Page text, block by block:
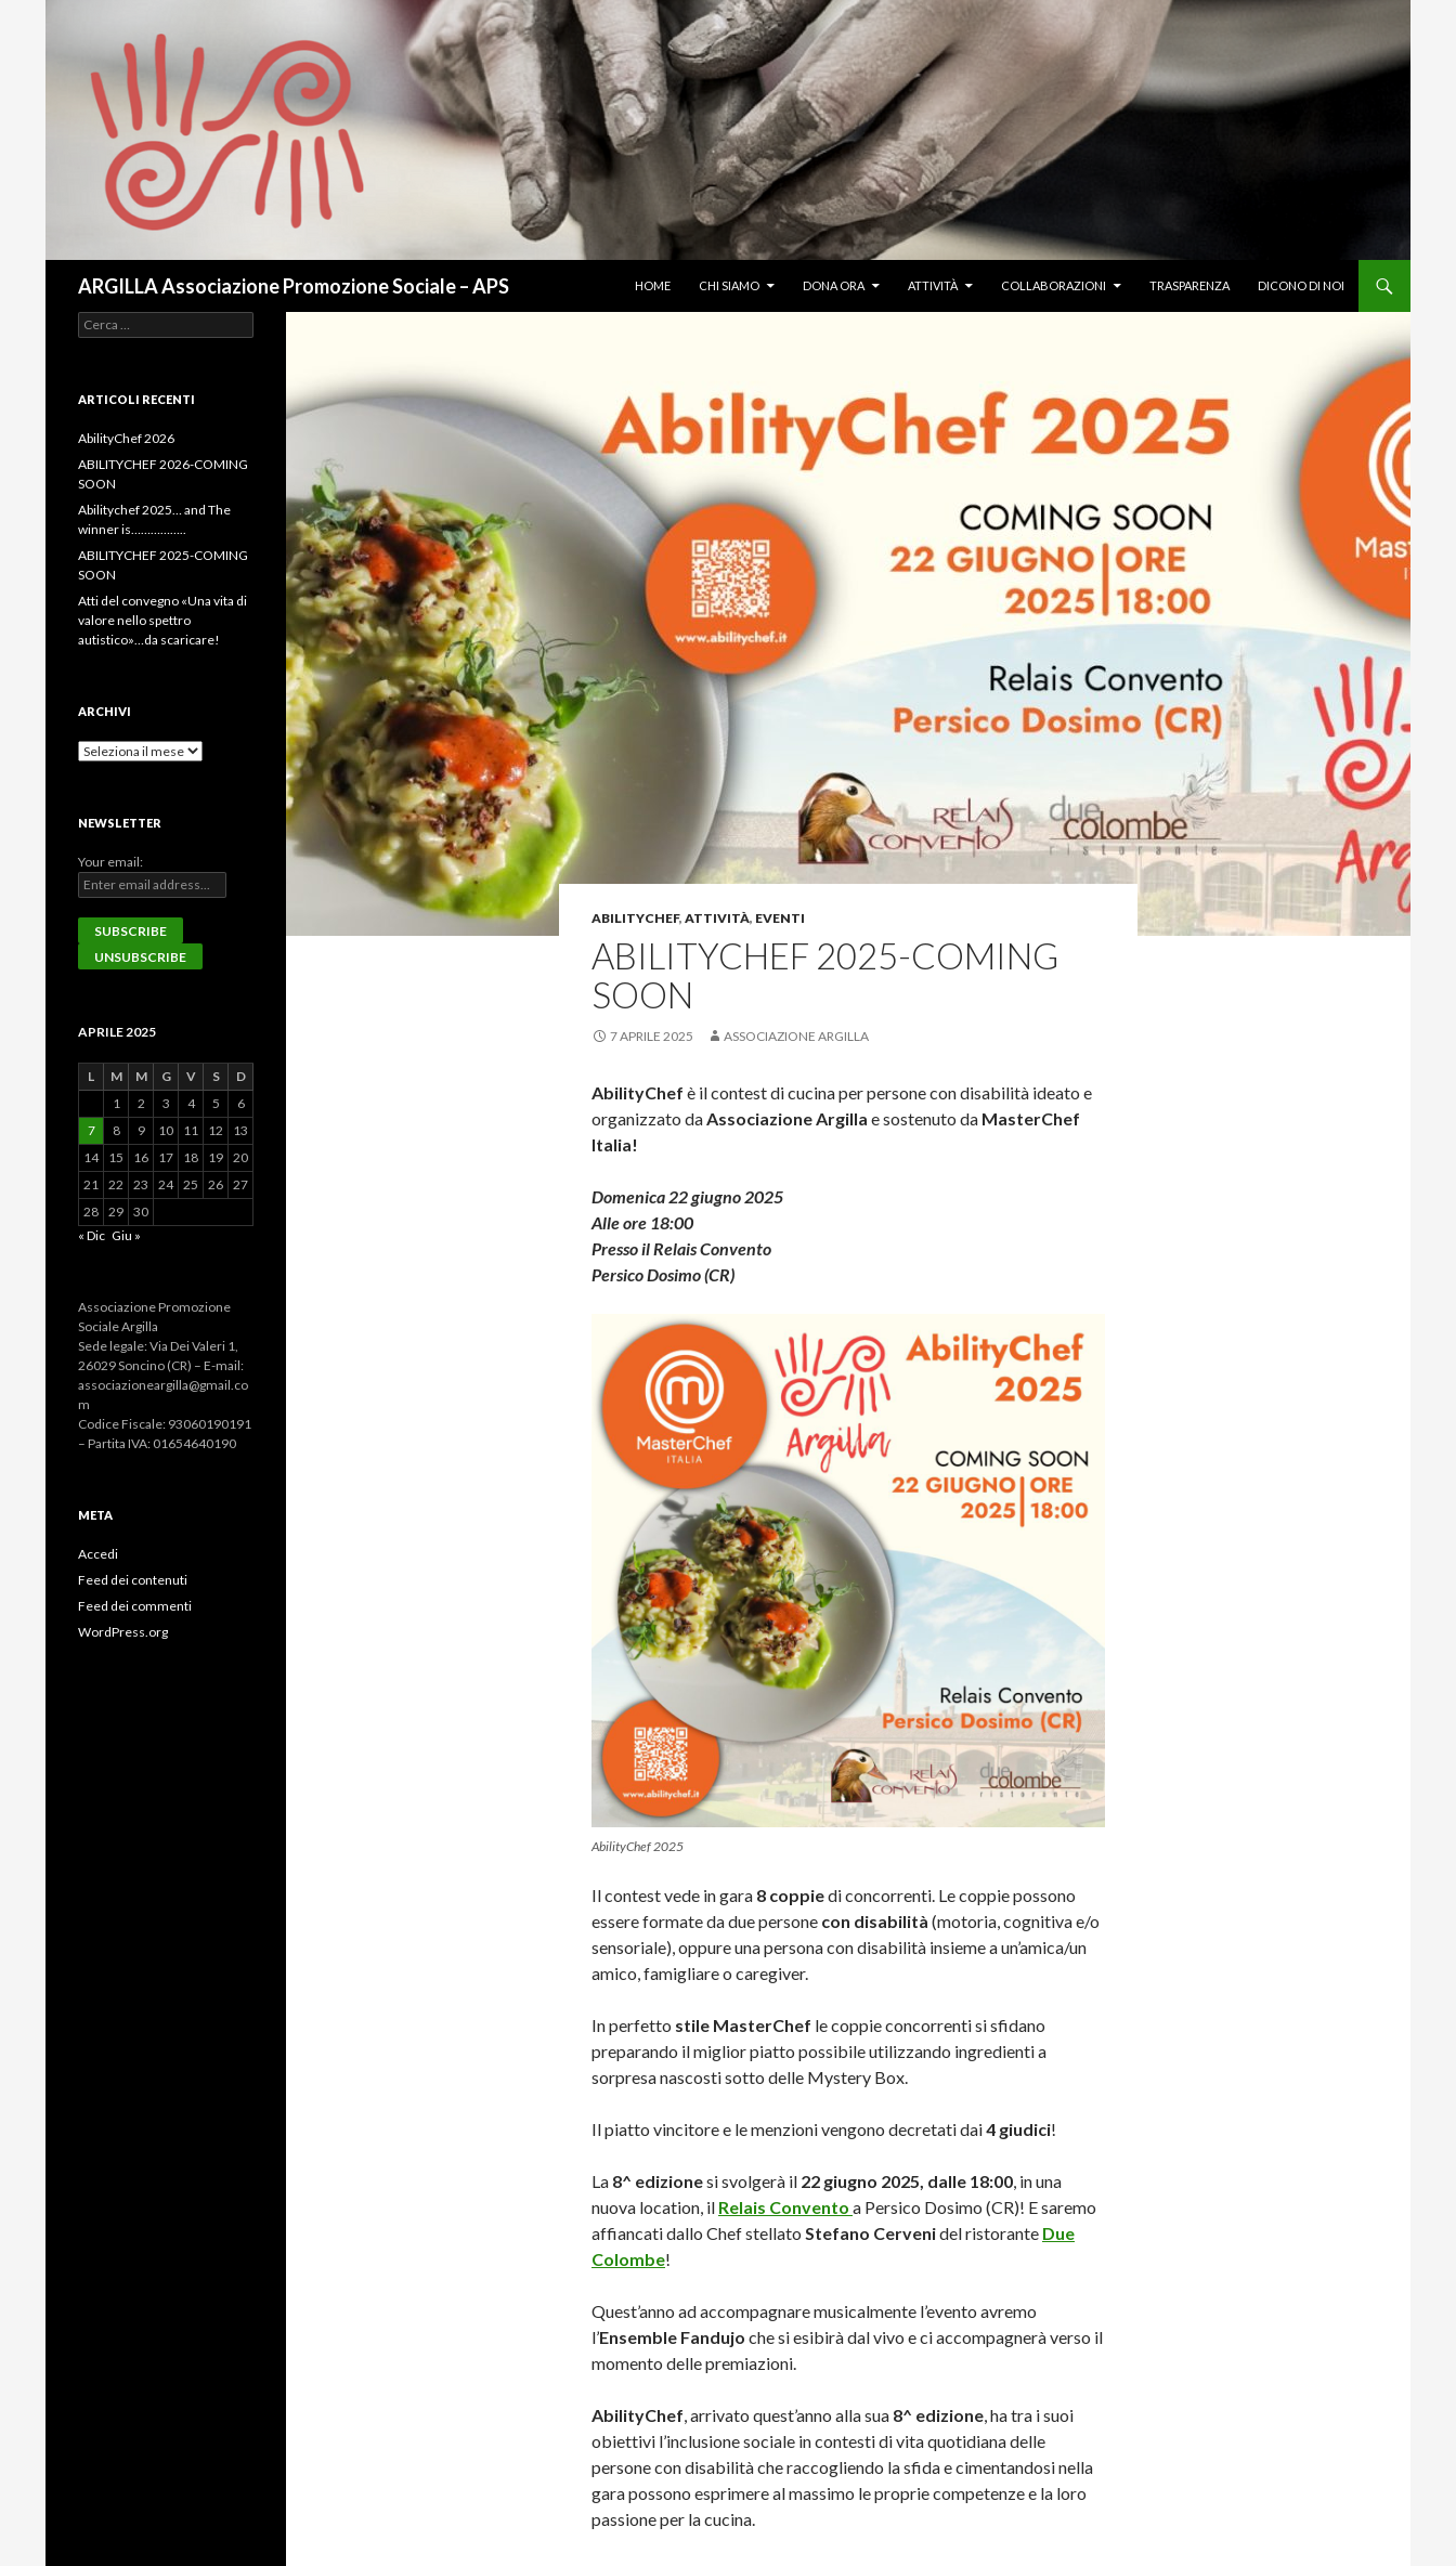
ARGILLA Associazione Promozione Sociale – APS
HOME
CHI SIAMO DONA ORA ATTIVITÀ COLLABORAZIONI TRASPARENZA DICONO DI NOI
ABILITYCHEF, ATTIVITÀ, EVENTI
ABILITYCHEF 2025-COMING
SOON
7 APRILE 2025 ASSOCIAZIONE ARGILLA
AbilityChef è il contest di cucina per persone con disabilità ideato e
organizzato daAssociazione Argilla e sostenuto da MasterChef
Italia!
Domenica 22 giugno2025
Alle ore 18:00
Presso il Relais Convento
Persico Dosimo (CR)
AbilityChef 2025
Il contest vede in gara 8 coppiedi concorrenti. Le coppie possono
essere formate da due persone con disabilità (motoria, cognitiva e/o
sensoriale), oppure una persona con disabilità insieme a un’amica/un
amico, famigliare o caregiver.
In perfetto stile MasterChef le coppie concorrenti si sfidano
preparando il miglior piatto possibile utilizzando ingredienti a
sorpresa nascosti sotto delle Mystery Box.
Il piatto vincitore e le menzioni vengono decretati dai4 giudici!
La 8^ edizionesi svolgerà il 22 giugno 2025, dalle 18:00, in una
nuova location, il Relais Convento a Persico Dosimo (CR)! E saremo
affiancati dallo Chef stellato Stefano Cervenidel ristorante Due
Colombe!
Quest’anno ad accompagnare musicalmente l’evento avremo
l’Ensemble Fandujo che si esibirà dal vivo e ci accompagnerà verso il
momento delle premiazioni.
AbilityChef, arrivato quest’anno alla sua 8^ edizione, ha tra i suoi
obiettivi l’inclusione sociale in contesti di vita quotidiana delle
persone con disabilità che raccogliendo la sfida e cimentandosi nella
gara possono esprimere al massimo le proprie competenze e la loro
passione per la cucina.
Ricerca
per:
ARTICOLI RECENTI
AbilityChef 2026
ABILITYCHEF 2026-COMING
SOON
Abilitychef 2025… and The
winner is……………..
ABILITYCHEF 2025-COMING
SOON
Atti del convegno «Una vita di
valore nello spettro
autistico»…da scaricare!
ARCHIVI
Archivi
NEWSLETTER
Your email:
APRILE 2025
L M M G V S
D
1
2 3 4 5
6
7
8 9 10 11 12
13
14
15 16 17 18 19 20
21 22 23 24 25 26 27
28 29 30
« Dic Giu »
Associazione Promozione
Sociale Argilla
Sede legale: Via Dei Valeri 1,
26029 Soncino (CR) – E-mail:
associazioneargilla@gmail.co
m
Codice Fiscale: 93060190191
– Partita IVA: 01654640190
META
Accedi
Feed dei contenuti
Feed dei commenti
WordPress.org